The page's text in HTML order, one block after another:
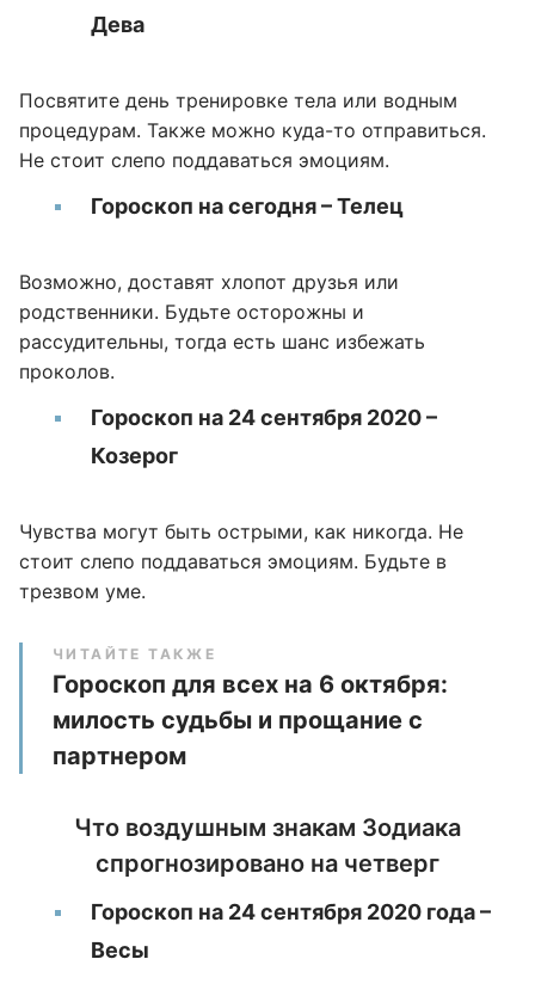
Дева
Посвятите день тренировке тела или водным
процедурам. Также можно куда-то отправиться.
Не стоит слепо поддаваться эмоциям.
Гороскоп на сегодня – Телец
Возможно, доставят хлопот друзья или
родственники. Будьте осторожны и
рассудительны, тогда есть шанс избежать
проколов.
Гороскоп на 24 сентября 2020 –
Козерог
Чувства могут быть острыми, как никогда. Не
стоит слепо поддаваться эмоциям. Будьте в
трезвом уме.
ЧИТАЙТЕ ТАКЖЕ
Гороскоп для всех на 6 октября:
милость судьбы и прощание с
партнером
Что воздушным знакам Зодиака
спрогнозировано на четверг
Гороскоп на 24 сентября 2020 года –
Весы